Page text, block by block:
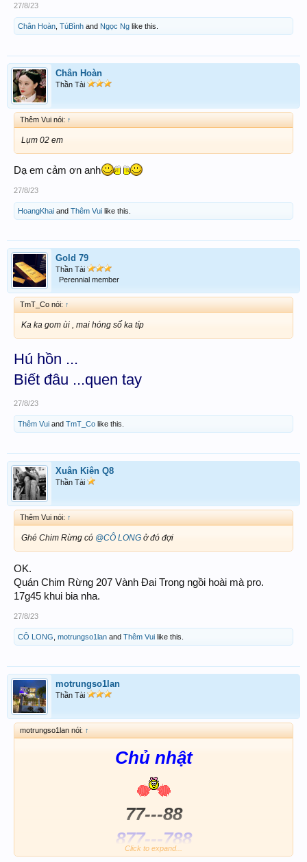
27/8/23
Chân Hoàn TúBình and Ngọc Ng like this.
Chân Hoàn
Thần Tài
Thêm Vui nói: ↑
Lụm 02 em
Dạ em cảm ơn anh
27/8/23
HoangKhai and Thêm Vui like this.
Gold 79
Thần Tài
Perennial member
TmT_Co nói: ↑
Ka ka gom ùi , mai hóng số ka típ
Hú hồn ...
Biết đâu ...quen tay
27/8/23
Thêm Vui and TmT_Co like this.
Xuân Kiên Q8
Thần Tài
Thêm Vui nói: ↑
Ghé Chim Rừng có @CÔ LONG ở đó đợi
OK.
Quán Chim Rừng 207 Vành Đai Trong ngồi hoài mà pro.
17g45 khui bia nha.
27/8/23
CÔ LONG motrungso1lan and Thêm Vui like this.
motrungso1lan
Thần Tài
motrungso1lan nói: ↑
Chủ nhật
77---88
877---788
Click to expand...